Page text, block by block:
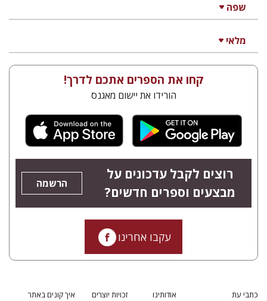
שפה
מלאי
קחו את הספרים אתכם לדרך!
הורידו את יישום מאגנס
רוצים לקבל עדכונים על
מבצעים וספרים חדשים?
הרשמה
עקבו אחרינו
כתבי עת
אודותינו
זכויות יוצרים
איך קונים באתר